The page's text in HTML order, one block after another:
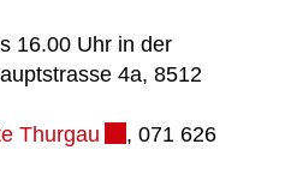
16.00 Uhr in der
4a, 8512
Thurgau Externer Link
, 071 626